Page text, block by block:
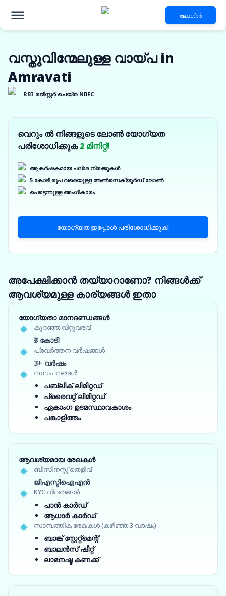
ലോഗിൻ
വസ്തുവിന്മേലുള്ള വായ്പ in
Amravati
RBI രജിസ്റ്റർ ചെയ്ത NBFC
വെറും ൽ നിങ്ങളുടെ ലോൺ യോഗ്യത
പരിശോധിക്കുക2 മിനിറ്റ്!
ആകർഷകമായ പലിശ നിരക്കുകൾ
5 കോടി രൂപ വരെയുള്ള അൺസെക്യൂർഡ് ലോൺ
പെട്ടെന്നുള്ള അംഗീകാരം
യോഗ്യത ഇപ്പോൾ പരിശോധിക്കുക!
അപേക്ഷിക്കാൻ തയ്യാറാണോ? നിങ്ങൾക്ക്
ആവശ്യമുള്ള കാര്യങ്ങൾ ഇതാ
യോഗ്യതാ മാനദണ്ഡങ്ങൾ
കുറഞ്ഞ വിറ്റുവരവ്
₹3 കോടി
പ്രവർത്തന വർഷങ്ങൾ
3+ വർഷം
സ്ഥാപനങ്ങൾ
പബ്ലിക് ലിമിറ്റഡ്
പ്രൈവറ്റ് ലിമിറ്റഡ്
ഏകാംഗ ഉടമസ്ഥാവകാശം
പങ്കാളിത്തം
ആവശ്യമായ രേഖകൾ
ബിസിനസ്സ് തെളിവ്
ജിഎസ്ടിഐഎൻ
KYC വിവരങ്ങൾ
പാൻ കാർഡ്
ആധാർ കാർഡ്
സാമ്പത്തിക രേഖകൾ (കഴിഞ്ഞ 3 വർഷം)
ബാങ്ക് സ്റ്റേറ്റ്‌മെന്റ്
ബാലൻസ് ഷീറ്റ്
ലാഭനഷ്ട കണക്ക്